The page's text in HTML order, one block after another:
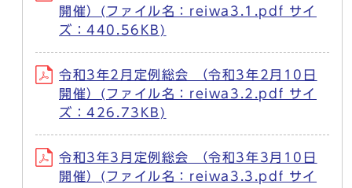
開催）(ファイル名：reiwa3.1.pdf サイ
ズ：440.56KB)
令和3年2月定例総会 （令和3年2月10日
開催）(ファイル名：reiwa3.2.pdf サイ
ズ：426.73KB)
令和3年3月定例総会 （令和3年3月10日
開催）(ファイル名：reiwa3.3.pdf サイ